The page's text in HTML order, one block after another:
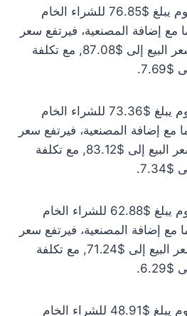
سعر الذهب عيار 22 اليوم يبلغ $76.85 للشراء الخام
أما مع إضافة المصنعية، فيرتفع سعر
الشراء إلى $84.54 وسعر البيع إلى $87.08, مع تكلفة
سعر الذهب عيار 21 اليوم يبلغ $73.36 للشراء الخام
أما مع إضافة المصنعية، فيرتفع سعر
الشراء إلى $80.70 وسعر البيع إلى $83.12, مع تكلفة
سعر الذهب عيار 18 اليوم يبلغ $62.88 للشراء الخام
أما مع إضافة المصنعية، فيرتفع سعر
الشراء إلى $69.17 وسعر البيع إلى $71.24, مع تكلفة
سعر الذهب عيار 14 اليوم يبلغ $48.91 للشراء الخام